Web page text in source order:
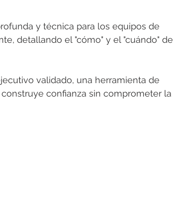
y técnica para los equipos de
detallando el "cómo" y el "cuándo" de
validado, una herramienta de
confianza sin comprometer la